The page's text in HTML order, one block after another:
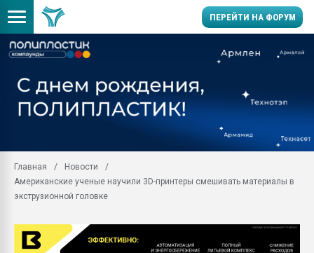
ПЕРЕЙТИ НА ФОРУМ
Вакуум-формовочные
28.07.2026
Всё, что касается
бутылок
Главная
Новости
Американские ученые научили 3D-принтеры смешивать материалы в
экструзионной головке